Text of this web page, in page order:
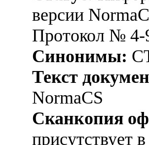
версии
Протокол №
Синонимы:
Текст
NormaCS
Сканкопия
присутствует